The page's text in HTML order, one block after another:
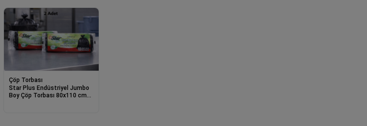
Çöp Torbası
Star Plus Endüstriyel Jumbo
Boy Çöp Torbası 80x110 cm